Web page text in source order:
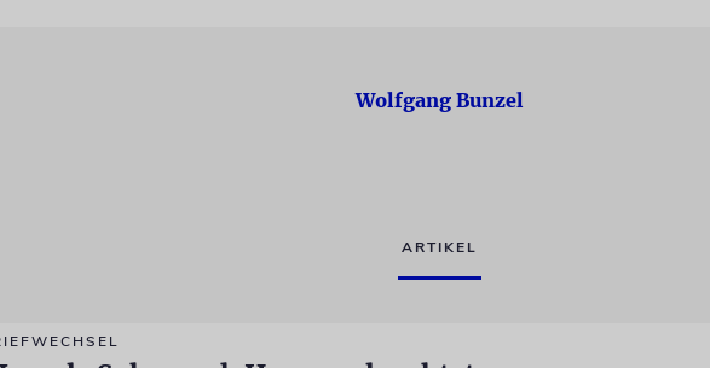
Wolfgang Bunzel
ARTIKEL